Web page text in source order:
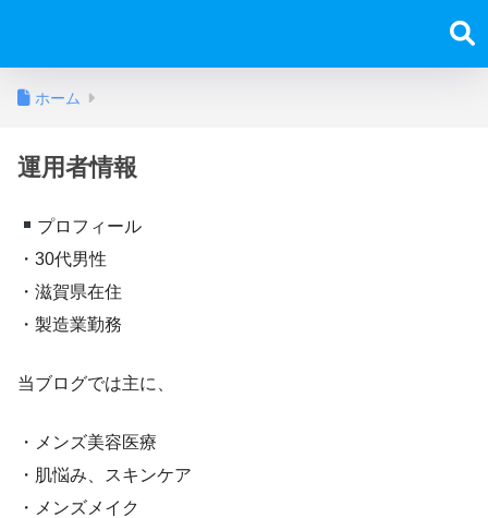
ホーム
運用者情報
プロフィール
・30代男性
・滋賀県在住
・製造業勤務
当ブログでは主に、
・メンズ美容医療
・肌悩み、スキンケア
・メンズメイク